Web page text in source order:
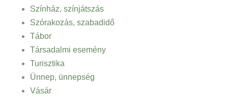
Színház, színjátszás
Szórakozás, szabadidő
Tábor
Társadalmi esemény
Turisztika
Ünnep, ünnepség
Vásár